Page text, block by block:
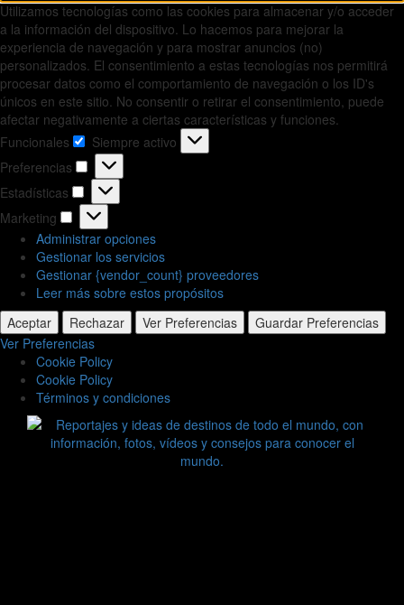
Utilizamos tecnologías como las cookies para almacenar y/o acceder
a la información del dispositivo. Lo hacemos para mejorar la
experiencia de navegación y para mostrar anuncios (no)
personalizados. El consentimiento a estas tecnologías nos permitirá
procesar datos como el comportamiento de navegación o los ID's
únicos en este sitio. No consentir o retirar el consentimiento, puede
afectar negativamente a ciertas características y funciones.
Funcionales
Funcionales
Siempre activo
Preferencias
Preferencias
Estadísticas
Estadísticas
Marketing
Marketing
Administrar opciones
Gestionar los servicios
Gestionar {vendor_count} proveedores
Leer más sobre estos propósitos
Aceptar
Rechazar Ver Preferencias
Guardar Preferencias
Ver Preferencias
Cookie Policy
Cookie Policy
Términos y condiciones
Saltar